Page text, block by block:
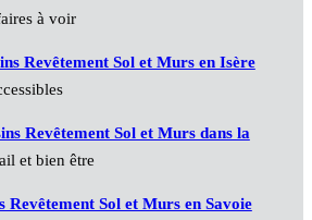
à voir
Revêtement Sol et Murs en Isère
Revêtement Sol et Murs dans la
et bien être
Revêtement Sol et Murs en Savoie